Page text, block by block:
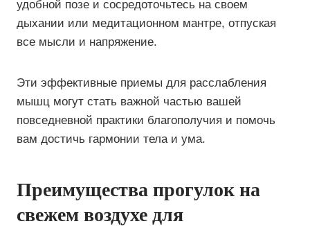
удобной позе и сосредоточьтесь на своем
дыхании или медитационном мантре, отпуская
все мысли и напряжение.
Эти эффективные приемы для расслабления
мышц могут стать важной частью вашей
повседневной практики благополучия и помочь
вам достичь гармонии тела и ума.
Преимущества прогулок на
свежем воздухе для